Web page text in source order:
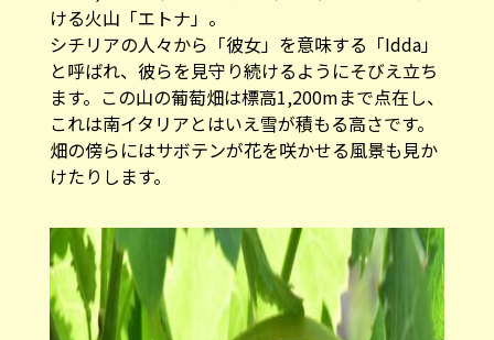
ける火山「エトナ」。
シチリアの人々から「彼女」を意味する「Idda」
と呼ばれ、彼らを見守り続けるようにそびえ立ち
ます。この山の葡萄畑は標高1,200mまで点在し、
これは南イタリアとはいえ雪が積もる高さです。
畑の傍らにはサボテンが花を咲かせる風景も見か
けたりします。